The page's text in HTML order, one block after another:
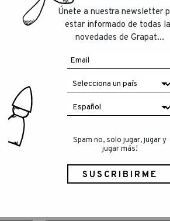
Únete a nuestra newsletter
estar informado de todas
novedades de Grapat...
Spam no, solo jugar, jugar y
jugar más!